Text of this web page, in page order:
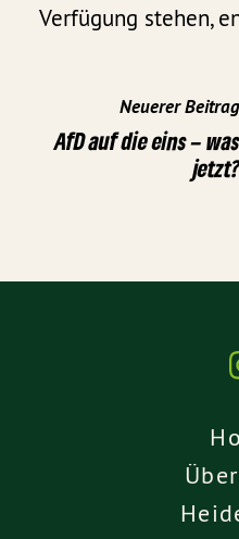
Verfügung stehen,
Neuerer Beitrag
AfD auf die eins – was
jetzt?